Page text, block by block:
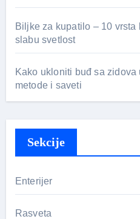
Biljke za kupatilo – 10
slabu svetlost
Kako ukloniti buđ sa
metode i saveti
Sekcije
Enterijer
Rasveta